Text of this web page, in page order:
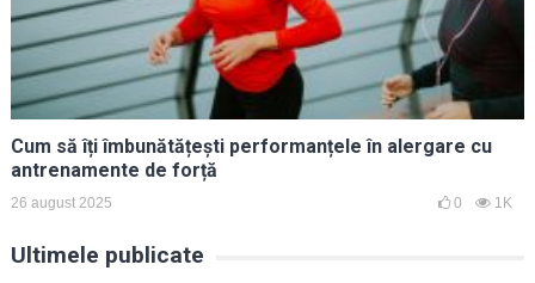
Cum să îți îmbunătățești performanțele în alergare cu
antrenamente de forță
26 august 2025 0 1K
Ultimele publicate